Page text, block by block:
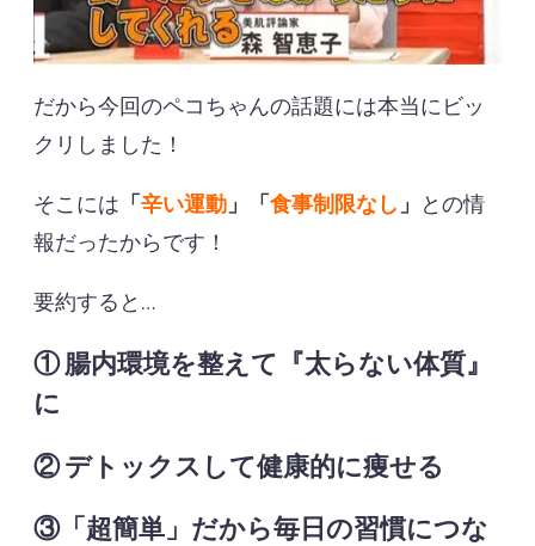
だから今回のペコちゃんの話題には本当にビッ
クリしました！
そこには 「辛い運動 」「食事制限なし 」 との情
報だったからです！
要約すると…
① 腸内環境を整えて『太らない体質』
に
② デトックスして健康的に痩せる
③「超簡単」だから毎日の習慣につな